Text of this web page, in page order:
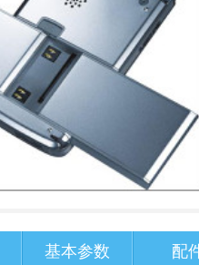
基本参数 配